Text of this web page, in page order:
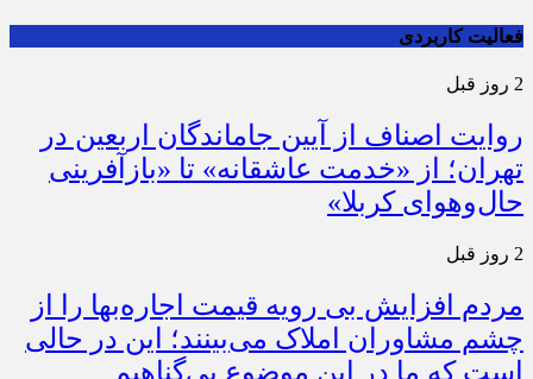
فعالیت کاربردی
2 روز قبل
روایت اصناف از آیین جاماندگان اربعین در
تهران؛ از «خدمت عاشقانه» تا «بازآفرینی
حال‌وهوای کربلا»
2 روز قبل
مردم افزایش بی رویه قیمت اجاره‌بها را از
چشم مشاوران املاک می‌بینند؛ این در حالی
است که ما در این موضوع بی‌گناهیم